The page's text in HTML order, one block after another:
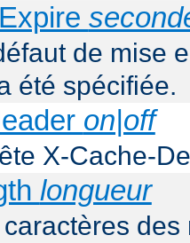
de mise
été spécifiée.
on|off
X-Cache-
longueur